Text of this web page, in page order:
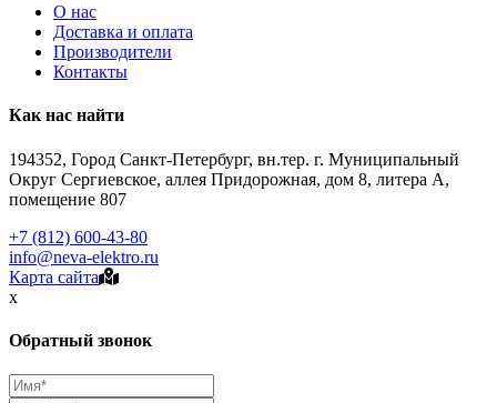
О нас
Доставка и оплата
Производители
Контакты
Как нас найти
194352, Город Санкт-Петербург, вн.тер. г. Муниципальный
Округ Сергиевское, аллея Придорожная, дом 8, литера А,
помещение 807
+7 (812) 600-43-80
info@neva-elektro.ru
Карта сайта
x
Обратный звонок